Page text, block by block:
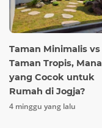
Taman Minimalis vs
Taman Tropis, Mana
yang Cocok untuk
Rumah di Jogja?
4 minggu yang lalu